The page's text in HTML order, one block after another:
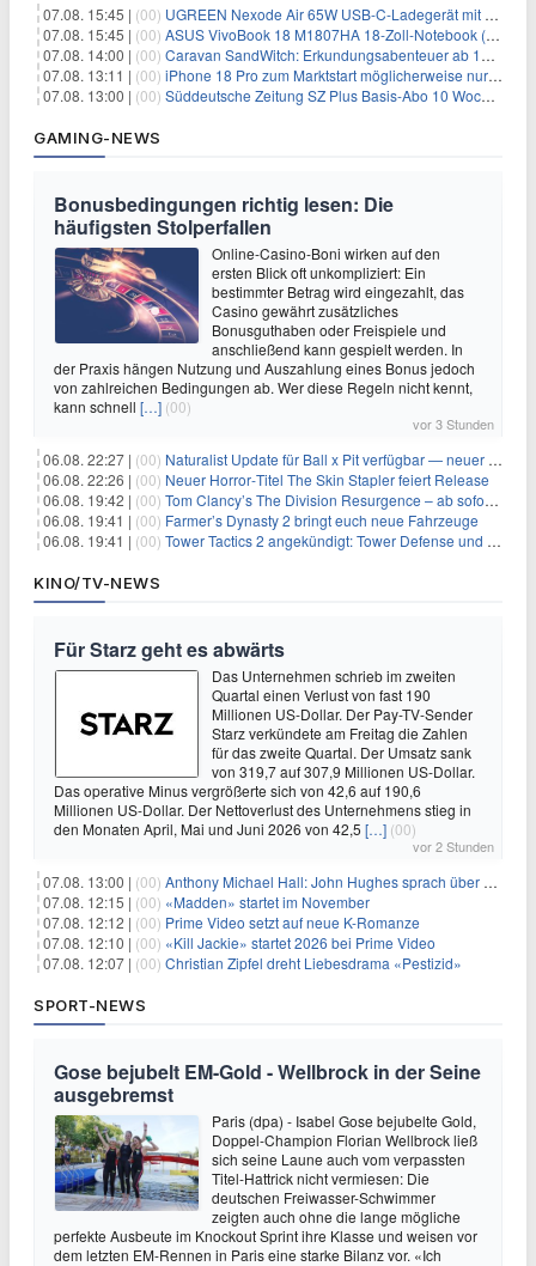
07.08. 15:45 | (00) UGREEN Nexode Air 65W USB-C-Ladegerät mit GaN-Technik für 24,99€
07.08. 15:45 | (00) ASUS VivoBook 18 M1807HA 18-Zoll-Notebook (Ryzen 7, 16GB) für 734,57€
07.08. 14:00 | (00) Caravan SandWitch: Erkundungsabenteuer ab 13.08. gratis im Epic Games Store
07.08. 13:11 | (00) iPhone 18 Pro zum Marktstart möglicherweise nur begrenzt verfügbar
07.08. 13:00 | (00) Süddeutsche Zeitung SZ Plus Basis-Abo 10 Wochen für 10€
GAMING-NEWS
Bonusbedingungen richtig lesen: Die
häufigsten Stolperfallen
Online-Casino-Boni wirken auf den
ersten Blick oft unkompliziert: Ein
bestimmter Betrag wird eingezahlt, das
Casino gewährt zusätzliches
Bonusguthaben oder Freispiele und
anschließend kann gespielt werden. In
der Praxis hängen Nutzung und Auszahlung eines Bonus jedoch
von zahlreichen Bedingungen ab. Wer diese Regeln nicht kennt,
kann schnell […] (00)
vor 3 Stunden
06.08. 22:27 | (00) Naturalist Update für Ball x Pit verfügbar — neuer Content auf allen Plattformen
06.08. 22:26 | (00) Neuer Horror‑Titel The Skin Stapler feiert Release
06.08. 19:42 | (00) Tom Clancy’s The Division Resurgence – ab sofort für euch verfügbar
06.08. 19:41 | (00) Farmer’s Dynasty 2 bringt euch neue Fahrzeuge
06.08. 19:41 | (00) Tower Tactics 2 angekündigt: Tower Defense und Deckbuilding Kombo kehrt zurück
KINO/TV-NEWS
Für Starz geht es abwärts
Das Unternehmen schrieb im zweiten
Quartal einen Verlust von fast 190
Millionen US-Dollar. Der Pay-TV-Sender
Starz verkündete am Freitag die Zahlen
für das zweite Quartal. Der Umsatz sank
von 319,7 auf 307,9 Millionen US-Dollar.
Das operative Minus vergrößerte sich von 42,6 auf 190,6
Millionen US-Dollar. Der Nettoverlust des Unternehmens stieg in
den Monaten April, Mai und Juni 2026 von 42,5 […] (00)
vor 2 Stunden
07.08. 13:00 | (00) Anthony Michael Hall: John Hughes sprach über eine Fortsetzung von 'The Breakfast Club'
07.08. 12:15 | (00) «Madden» startet im November
07.08. 12:12 | (00) Prime Video setzt auf neue K-Romanze
07.08. 12:10 | (00) «Kill Jackie» startet 2026 bei Prime Video
07.08. 12:07 | (00) Christian Zipfel dreht Liebesdrama «Pestizid»
SPORT-NEWS
Gose bejubelt EM-Gold - Wellbrock in der Seine
ausgebremst
Paris (dpa) - Isabel Gose bejubelte Gold,
Doppel-Champion Florian Wellbrock ließ
sich seine Laune auch vom verpassten
Titel-Hattrick nicht vermiesen: Die
deutschen Freiwasser-Schwimmer
zeigten auch ohne die lange mögliche
perfekte Ausbeute im Knockout Sprint ihre Klasse und weisen vor
dem letzten EM-Rennen in Paris eine starke Bilanz vor. «Ich